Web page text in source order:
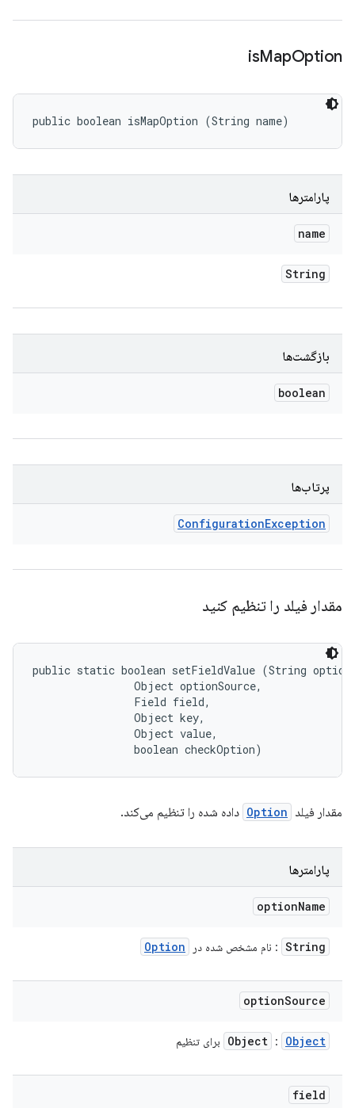
isMapOption
public boolean isMapOption (String name)
پارامترها
name
String
بازگشت‌ها
boolean
پرتاب‌ها
ConfigurationException
مقدار فیلد را تنظیم کنید
public static boolean setFieldValue (String
                Object optionSource,
                Field field,
                Object key,
                Object value,
                boolean checkOption)
مقدار فیلد Option داده شده را تنظیم می‌کند.
پارامترها
optionName
String : نام مشخص شده در Option
optionSource
Object : Object برای تنظیم
field